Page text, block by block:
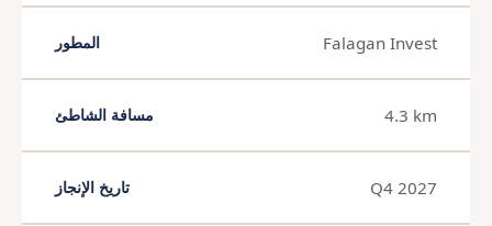
المطور Falagan Invest
مسافة الشاطئ 4.3 km
تاريخ الإنجاز Q4 2027